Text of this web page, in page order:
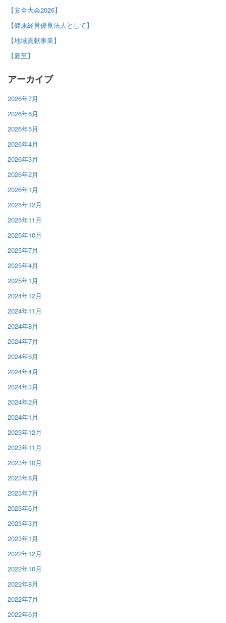
【安全大会2026】
【健康経営優良法人として】
【地域貢献事業】
【夏至】
アーカイブ
2026年7月
2026年6月
2026年5月
2026年4月
2026年3月
2026年2月
2026年1月
2025年12月
2025年11月
2025年10月
2025年7月
2025年4月
2025年1月
2024年12月
2024年11月
2024年8月
2024年7月
2024年6月
2024年4月
2024年3月
2024年2月
2024年1月
2023年12月
2023年11月
2023年10月
2023年8月
2023年7月
2023年6月
2023年3月
2023年1月
2022年12月
2022年10月
2022年8月
2022年7月
2022年6月